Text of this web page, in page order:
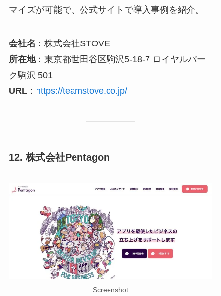
マイズが可能で、公式サイトで導入事例を紹介。
会社名 ：株式会社STOVE
所在地：東京都世田谷区駒沢5-18-7 ロイヤルパー
ク駒沢 501
URL： https://teamstove.co.jp/
12. 株式会社Pentagon
Screenshot